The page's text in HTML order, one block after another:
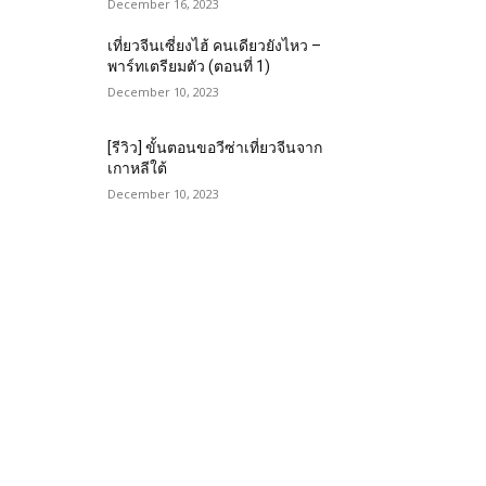
December 16, 2023
เที่ยวจีนเซี่ยงไฮ้ คนเดียวยังไหว –
พาร์ทเตรียมตัว (ตอนที่ 1)
December 10, 2023
[รีวิว] ขั้นตอนขอวีซ่าเที่ยวจีนจาก
เกาหลีใต้
December 10, 2023